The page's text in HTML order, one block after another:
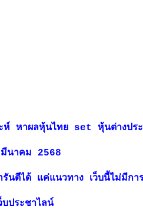
ห์ หาผลหุ้นไทย set หุ้นต่างป
นาคม 2568
ได้ แค่แนวทาง เว็บนี้ไม่มีกา
บประชาไลน์